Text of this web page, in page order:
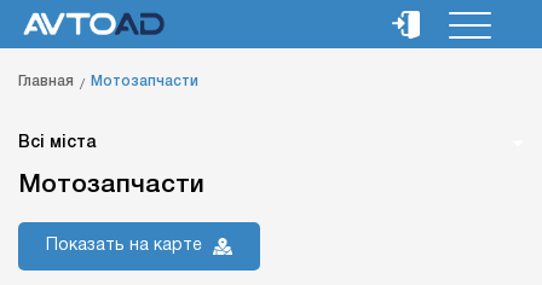
Главная Мотозапчасти
Всі міста
Мотозапчасти
Показать на карте